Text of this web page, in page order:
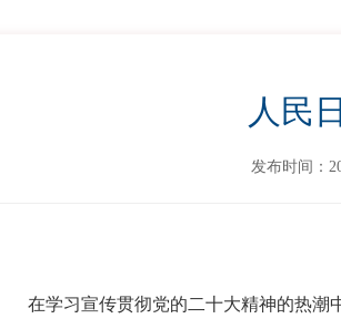
人民
发布时间：
在学习宣传贯彻党的二十大精神的热潮中